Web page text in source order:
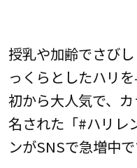
授乳や加齢でさび
っくらとしたハリ
初から大人気で、
名された「#ハリレ
ンがSNSで急増中で